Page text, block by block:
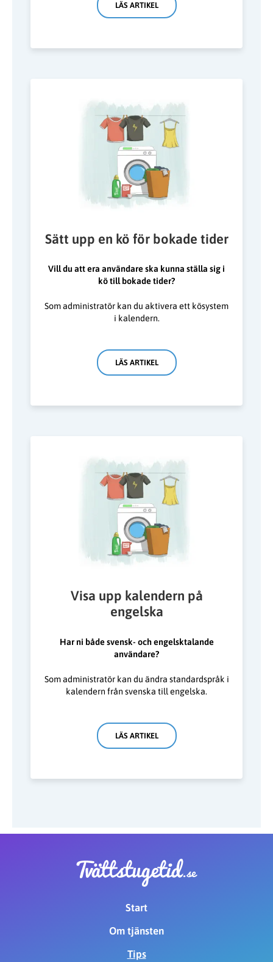
LÄS ARTIKEL
Sätt upp en kö för bokade tider
Vill du att era användare ska kunna ställa sig i
kö till bokade tider?
Som administratör kan du aktivera ett kösystem
i kalendern.
LÄS ARTIKEL
Visa upp kalendern på
engelska
Har ni både svensk- och engelsktalande
användare?
Som administratör kan du ändra standardspråk i
kalendern från svenska till engelska.
LÄS ARTIKEL
Start
Om tjänsten
Tips